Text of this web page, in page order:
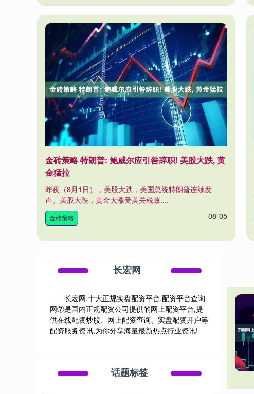
金砖策略 特朗普: 鲍威尔应引咎辞职! 美股大跌, 黄
金猛拉
昨夜（8月1日），美股大跌，美国总统特朗普连续发
声。美股大跌，黄金大涨受美关税政....
金砖策略 08-05
长宏网
长宏网,十大正规实盘配资平台,配资平台查询
网⑦是国内正规配资公司提供的网上配资平台,提
供在线配资炒股、网上配资查询、实盘配资开户等
配资服务资讯,为你分享海量最新热点行业资讯!
话题标签